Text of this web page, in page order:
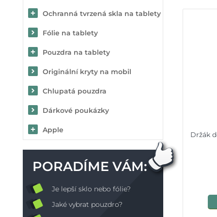
Ochranná tvrzená skla na tablety
Fólie na tablety
Pouzdra na tablety
Originální kryty na mobil
Chlupatá pouzdra
Dárkové poukázky
Apple
PORADÍME VÁM:
Je lepší sklo nebo fólie?
Jaké vybrat pouzdro?
Držák